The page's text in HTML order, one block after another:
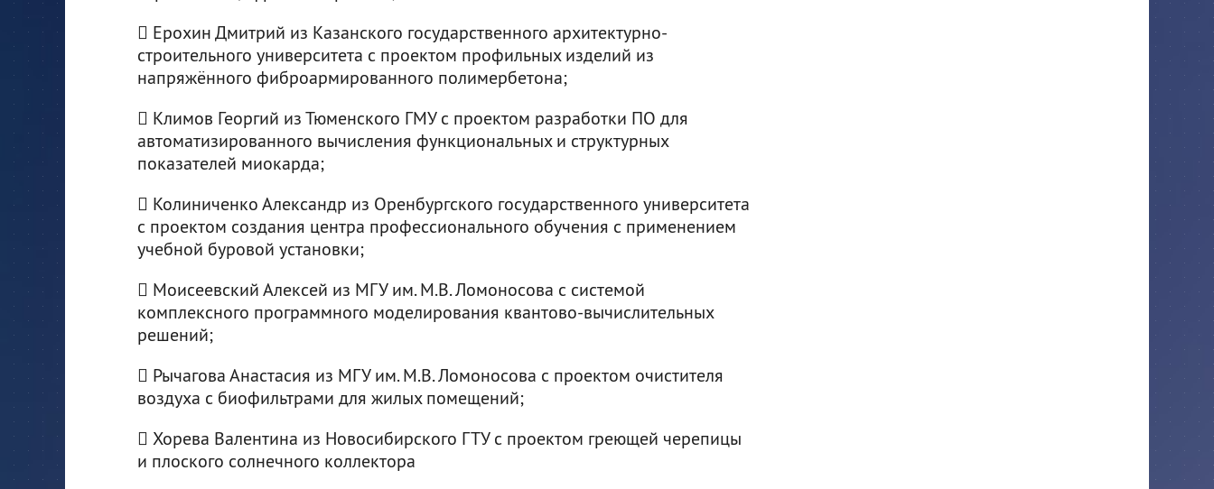
 Ерохин Дмитрий из Казанского государственного архитектурно-
строительного университета с проектом профильных изделий из
напряжённого фиброармированного полимербетона;
 Климов Георгий из Тюменского ГМУ с проектом разработки ПО для
автоматизированного вычисления функциональных и структурных
показателей миокарда;
 Колиниченко Александр из Оренбургского государственного университета
с проектом создания центра профессионального обучения с применением
учебной буровой установки;
 Моисеевский Алексей из МГУ им. М.В. Ломоносова с системой
комплексного программного моделирования квантово-вычислительных
решений;
 Рычагова Анастасия из МГУ им. М.В. Ломоносова с проектом очистителя
воздуха с биофильтрами для жилых помещений;
 Хорева Валентина из Новосибирского ГТУ с проектом греющей черепицы
и плоского солнечного коллектора